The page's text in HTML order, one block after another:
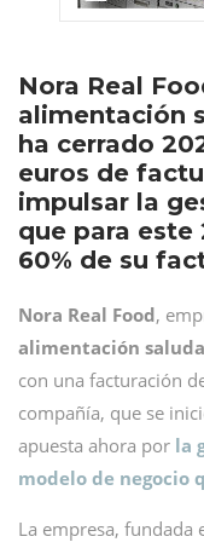
Nora Real
alimentación
ha cerrado
euros de
impulsar la
que para este
60% de su
Nora Real Food,
alimentación
con una facturación
compañía, que se
apuesta ahora por la
modelo de negocio
La empresa, fundada